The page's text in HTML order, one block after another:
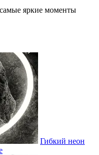
яркие моменты
Гибкий неон